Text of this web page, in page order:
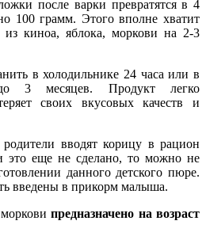
после варки превратятся в 4
100 грамм. Этого вполне хватит
из киноа, яблока, моркови на 2-3
в холодильнике 24 часа или в
3 месяцев. Продукт легко
своих вкусовых качеств и
вводят корицу в рацион
это еще не сделано, то можно не
данного детского пюре.
введены в прикорм малыша.
предназначено на возраст